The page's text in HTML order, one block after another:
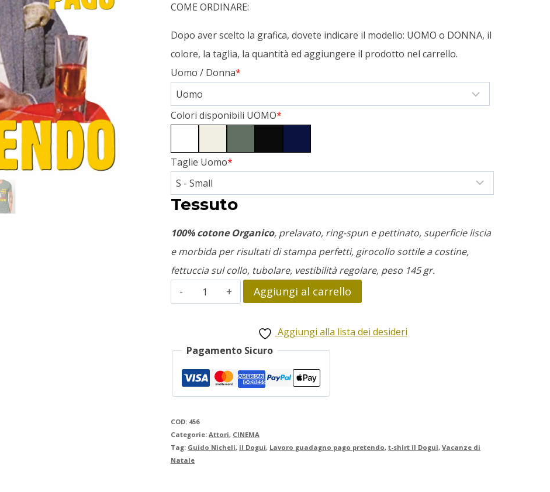
COME ORDINARE:
Dopo aver scelto la grafica, dovete indicare il modello: UOMO o DONNA, il
colore, la taglia, la quantità ed aggiungere il prodotto nel carrello.
*
Uomo / Donna
*
Colori disponibili UOMO
*
Taglie Uomo
Tessuto
100% cotone Organico, prelavato, ring-spun e pettinato, superficie liscia
e morbida per risultati di stampa perfetti, girocollo sottile a costine,
fettuccia sul collo, tubolare, vestibilità regolare, peso 145 gr.
Dogui
Aggiungi al carrello
Aggiungi alla lista dei desideri
Pagamento Sicuro
COD: 456
Categorie:Attori, CINEMA
Tag: Guido Nicheli, il Dogui, Lavoro guadagno pago pretendo,t-shirt il Dogui,Vacanze di
Natale